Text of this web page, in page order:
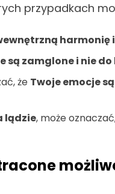
przypadkach
harmonię
są zamglone i nie
że Twoje emocje
lądzie, może